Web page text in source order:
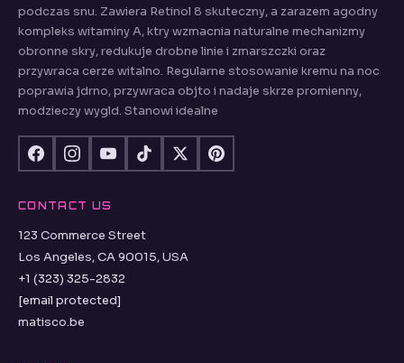
podczas snu. Zawiera Retinol 8 skuteczny, a zarazem agodny
kompleks witaminy A, ktry wzmacnia naturalne mechanizmy
obronne skry, redukuje drobne linie i zmarszczki oraz
przywraca cerze witalno. Regularne stosowanie kremu na noc
poprawia jdrno, przywraca objto i nadaje skrze promienny,
modzieczy wygld. Stanowi idealne
CONTACT US
123 Commerce Street
Los Angeles, CA 90015, USA
+1 (323) 325-2832
[email protected]
matisco.be